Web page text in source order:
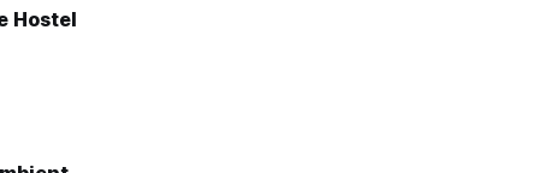
Hostel